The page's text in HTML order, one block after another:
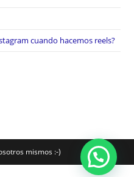
cuando hacemos reels?
mismos :-)